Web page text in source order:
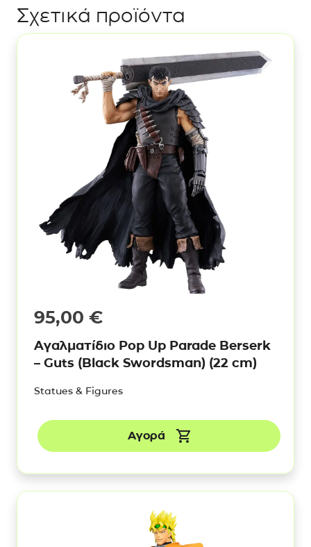
Σχετικά προϊόντα
95,00 €
Αγαλματίδιο Pop Up Parade Berserk
– Guts (Black Swordsman) (22 cm)
Statues & Figures
Αγορά